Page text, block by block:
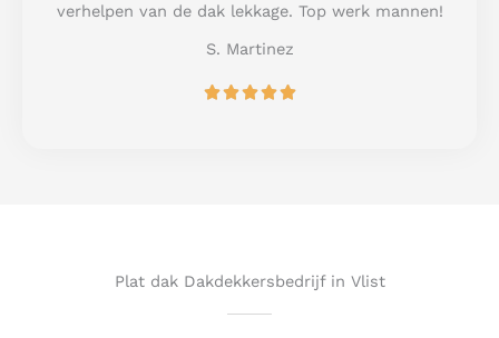
f
verhelpen van de dak lekkage. Top werk mannen!
S. Martinez
R
Plat dak Dakdekkersbedrijf in Vlist